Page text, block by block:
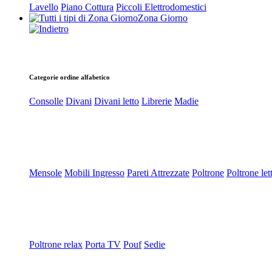
Lavello Piano Cottura Piccoli Elettrodomestici
Zona Giorno
Categorie ordine alfabetico
Consolle Divani Divani letto Librerie Madie
Mensole Mobili Ingresso Pareti Attrezzate Poltrone Poltrone
Poltrone relax Porta TV Pouf Sedie